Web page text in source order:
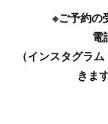
※ご予約の
電
（インスタグラ
きま